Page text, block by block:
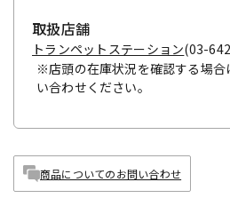
取扱店舗
トランペットステーション(03-
※店頭の在庫状況を確認する場合
い合わせください。
商品についてのお問い合わせ